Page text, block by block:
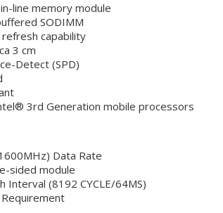
line memory module
SODIMM
capability
3 cm
Detect (SPD)
3rd Generation mobile processors
Data Rate
sided module
Interval (8192 CYCLE/64MS)